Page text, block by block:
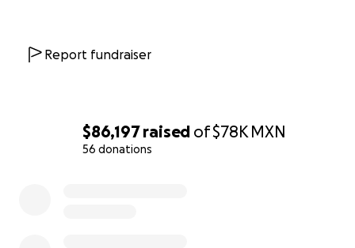
$86,197raised of$78K MXN
56 donations
Report fundraiser